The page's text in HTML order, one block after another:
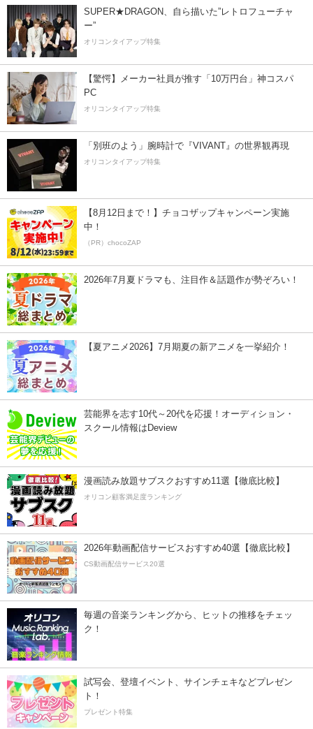
SUPER★DRAGON、自ら描いた”レトロフューチャ
ー”
オリコンタイアップ特集
【驚愕】メーカー社員が推す「10万円台」神コスパ
PC
オリコンタイアップ特集
「別班のよう」腕時計で『VIVANT』の世界観再現
オリコンタイアップ特集
【8月12日まで！】チョコザップキャンペーン実施
中！
（PR）chocoZAP
2026年7月夏ドラマも、注目作＆話題作が勢ぞろい！
【夏アニメ2026】7月期夏の新アニメを一挙紹介！
芸能界を志す10代～20代を応援！オーディション・
スクール情報はDeview
漫画読み放題サブスクおすすめ11選【徹底比較】
オリコン顧客満足度ランキング
2026年動画配信サービスおすすめ40選【徹底比較】
CS動画配信サービス20選
毎週の音楽ランキングから、ヒットの推移をチェッ
ク！
試写会、登壇イベント、サインチェキなどプレゼン
ト！
プレゼント特集